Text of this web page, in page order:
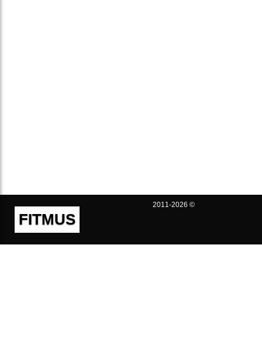
FITMUS
2011-2026 ©